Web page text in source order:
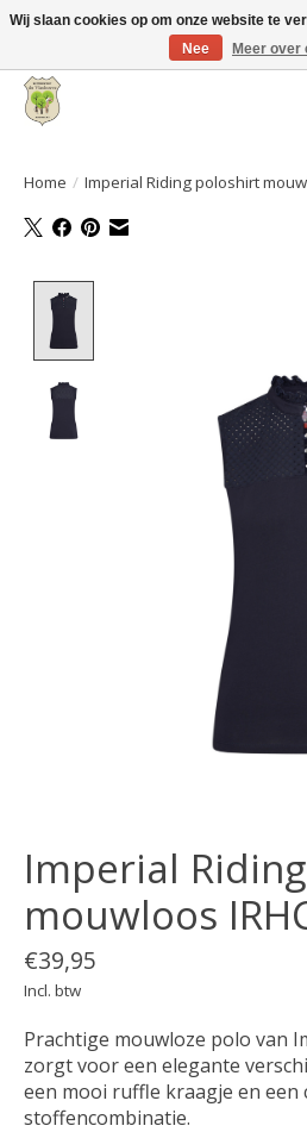
Grote keuze aan producten en snelle
Home / Imperial Riding poloshirt
Imperial
mouwloos
€39,95
Incl. btw
Prachtige mouwloze polo van
zorgt voor een elegante
een mooi ruffle kraagje en een
stoffencombinatie.
Wij slaan cookies op om onze website te
Nee
Meer over